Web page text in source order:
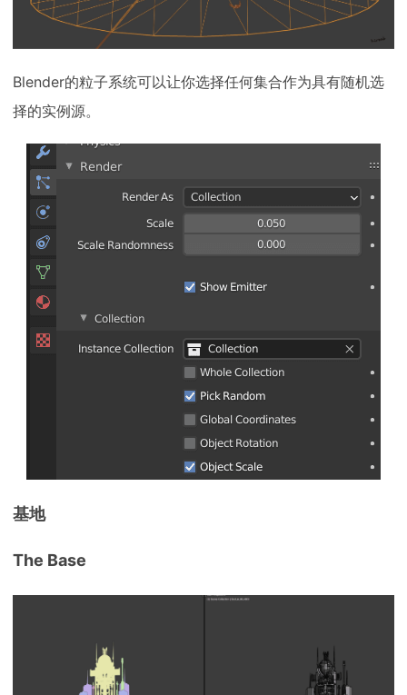
Blender的粒子系统可以让你选择任何集合作为具有随机选
择的实例源。
基地
The Base